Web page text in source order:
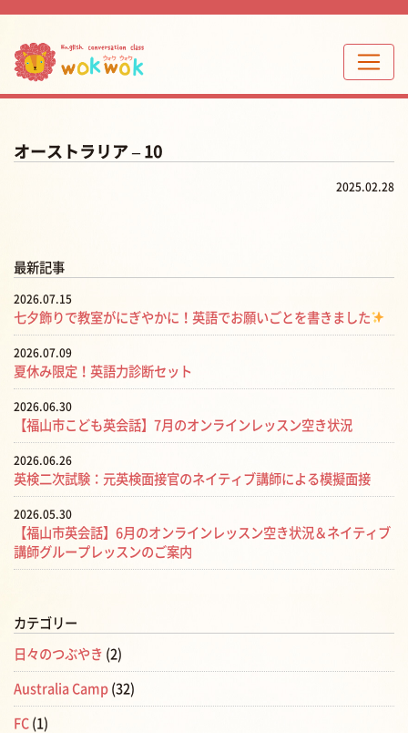
オーストラリア – 10
2025.02.28
最新記事
2026.07.15
七夕飾りで教室がにぎやかに！英語でお願いごとを書きました
2026.07.09
夏休み限定！英語力診断セット
2026.06.30
【福山市こども英会話】7月のオンラインレッスン空き状況
2026.06.26
英検二次試験：元英検面接官のネイティブ講師による模擬面接
2026.05.30
【福山市英会話】6月のオンラインレッスン空き状況＆ネイティブ
講師グループレッスンのご案内
カテゴリー
日々のつぶやき (2)
Australia Camp (32)
FC (1)